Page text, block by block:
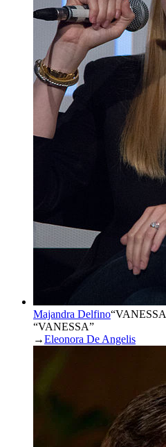
Majandra Delfino“VANESSA
“VANESSA”
→Eleonora De Angelis